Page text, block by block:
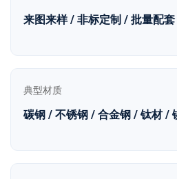
来图来样 / 非标定制 / 批量配套
典型材质
碳钢 / 不锈钢 / 合金钢 / 钛材 /